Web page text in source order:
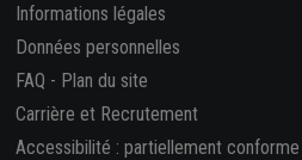
Informations légales
Données personnelles
FAQ - Plan du site
Carrière et Recrutement
Accessibilité : partiellement conforme